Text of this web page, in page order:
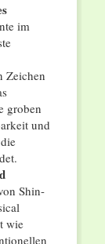
im
Zeichen
groben
und
Shin-
wie